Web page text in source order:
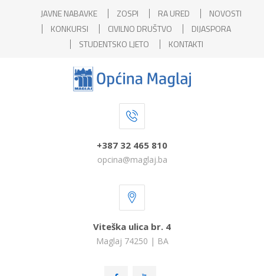
JAVNE NABAVKE ZOSPI RA URED
NOVOSTI
KONKURSI
CIVILNO DRUŠTVO
DIJASPORA
STUDENTSKO LJETO
KONTAKTI
+387 32 465 810
opcina@maglaj.ba
Viteška ulica br. 4
Maglaj 74250 | BA